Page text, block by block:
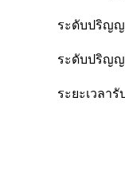
ระดับปริญญาโท มี
ระดับปริญญาเอก
ระยะเวลารับสมัค
ระดับปริญญา